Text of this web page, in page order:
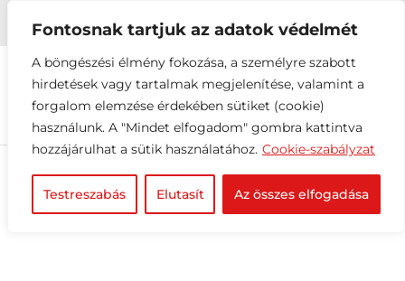
Fontosnak tartjuk az adatok védelmét
A böngészési élmény fokozása, a személyre szabott
hirdetések vagy tartalmak megjelenítése, valamint a
forgalom elemzése érdekében sütiket (cookie)
használunk. A "Mindet elfogadom" gombra kattintva
hozzájárulhat a sütik használatához. Cookie-szabályzat
Testreszabás Elutasít Az összes elfogadása
 +36 1 216 2612 info@elektrovill.hu